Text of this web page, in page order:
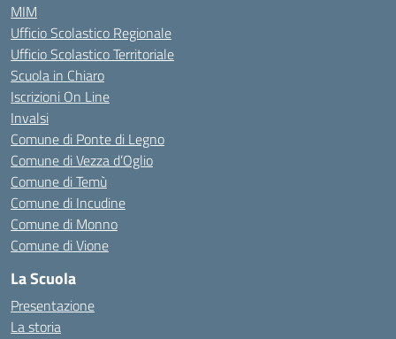
MIM
Ufficio Scolastico Regionale
Ufficio Scolastico Territoriale
Scuola in Chiaro
Iscrizioni On Line
Invalsi
Comune di Ponte di Legno
Comune di Vezza d’Oglio
Comune di Temù
Comune di Incudine
Comune di Monno
Comune di Vione
La Scuola
Presentazione
La storia